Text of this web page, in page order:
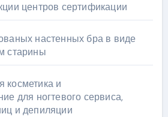
центров сертификации
настенных бра в виде
старины
косметика и
для ногтевого сервиса,
и депиляции